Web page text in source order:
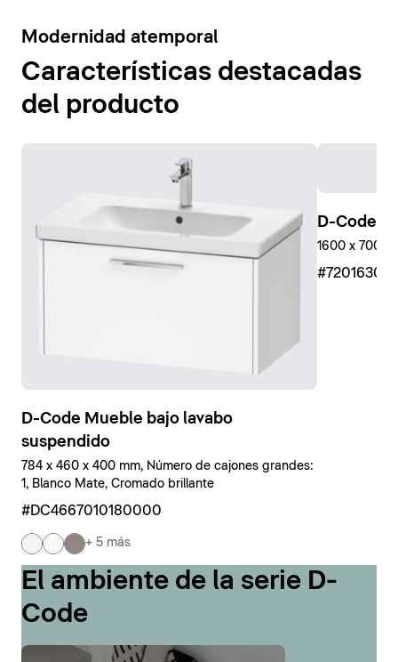
10
Modernidad atemporal
Características destacadas
del producto
D-Code Mueble bajo lavabo
suspendido
784 x 460 x 400 mm, Número de cajones grandes:
1, Blanco Mate, Cromado brillante
#DC4667010180000
+ 5 más
D-Code
1600 x 700
El ambiente de la serie D-
Code